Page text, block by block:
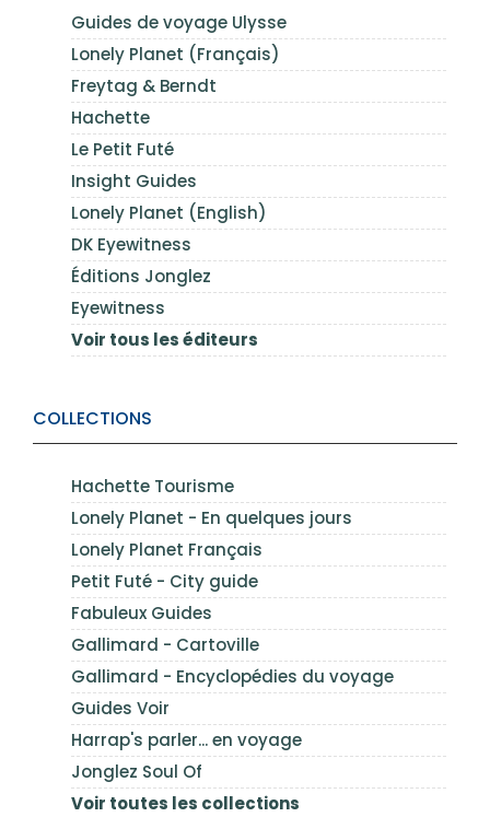
Guides de voyage Ulysse
Lonely Planet (Français)
Freytag & Berndt
Hachette
Le Petit Futé
Insight Guides
Lonely Planet (English)
DK Eyewitness
Éditions Jonglez
Eyewitness
Voir tous les éditeurs
COLLECTIONS
Hachette Tourisme
Lonely Planet - En quelques jours
Lonely Planet Français
Petit Futé - City guide
Fabuleux Guides
Gallimard - Cartoville
Gallimard - Encyclopédies du voyage
Guides Voir
Harrap's parler... en voyage
Jonglez Soul Of
Voir toutes les collections